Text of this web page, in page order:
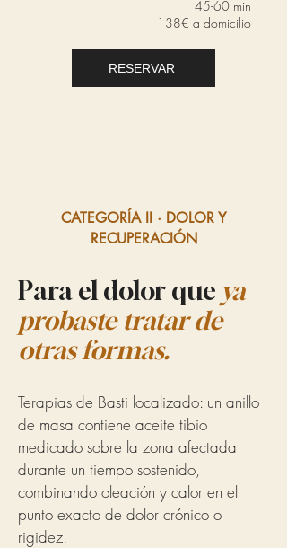
45-60 min
138€ a domicilio
RESERVAR
CATEGORÍA II · DOLOR Y
RECUPERACIÓN
Para el dolor que ya
probaste tratar de
otras formas.
Terapias de Basti localizado: un anillo
de masa contiene aceite tibio
medicado sobre la zona afectada
durante un tiempo sostenido,
combinando oleación y calor en el
punto exacto de dolor crónico o
rigidez.